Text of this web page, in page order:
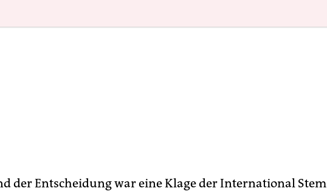
der Entscheidung war eine Klage der International Stem